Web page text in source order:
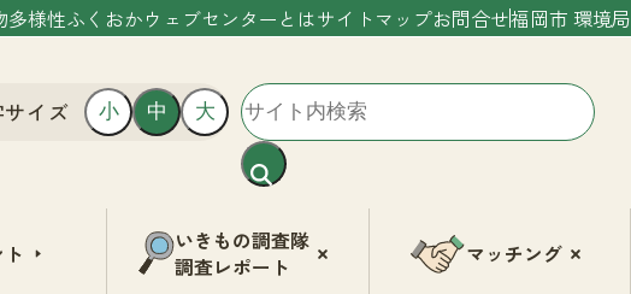
多様性ふくおかウェブセンターとはサイトマップお問合せ福岡市 環境局
イズ 小 中 大
いきもの調査隊
調査レポート
マッチング